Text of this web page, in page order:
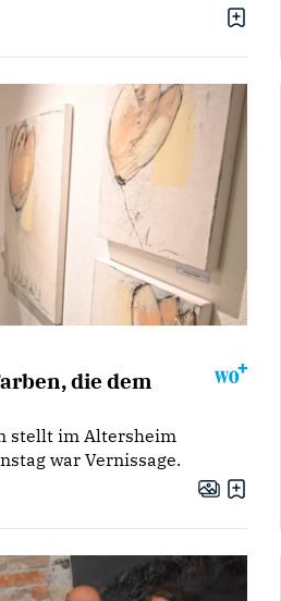
die dem
stellt im Altersheim
war Vernissage.